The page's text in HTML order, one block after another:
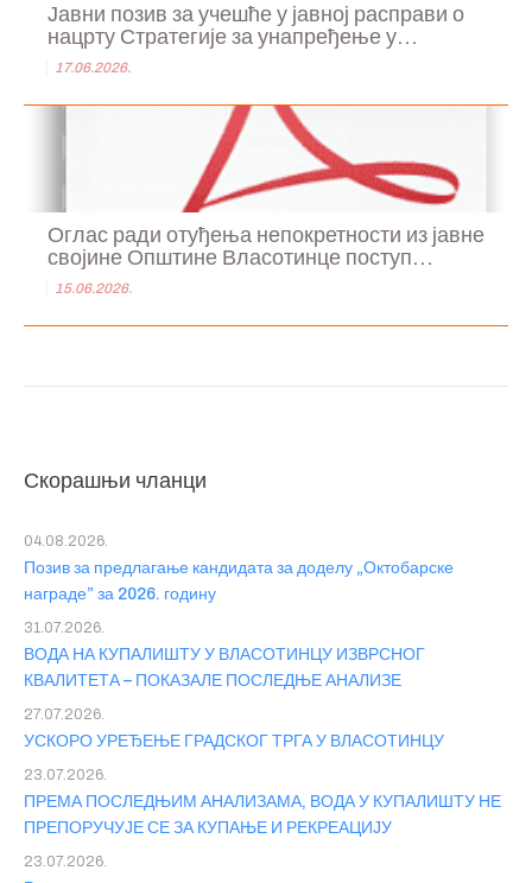
Јавни позив за учешће у јавној расправи о
нацрту Стратегије за унапређење у...
17.06.2026.
Оглас ради отуђења непокретности из јавне
својине Општине Власотинце поступ...
15.06.2026.
Скорашњи чланци
Позив за предлагање кандидата за доделу „Октобарске
награде” за 2026. годину
04.08.2026.
ВОДА НА КУПАЛИШТУ У ВЛАСОТИНЦУ ИЗВРСНОГ
КВАЛИТЕТА – ПОКАЗАЛЕ ПОСЛЕДЊЕ АНАЛИЗЕ
31.07.2026.
УСКОРО УРЕЂЕЊЕ ГРАДСКОГ ТРГА У ВЛАСОТИНЦУ
27.07.2026.
ПРЕМА ПОСЛЕДЊИМ АНАЛИЗАМА, ВОДА У КУПАЛИШТУ НЕ
ПРЕПОРУЧУЈЕ СЕ ЗА КУПАЊЕ И РЕКРЕАЦИЈУ
23.07.2026.
23.07.2026.